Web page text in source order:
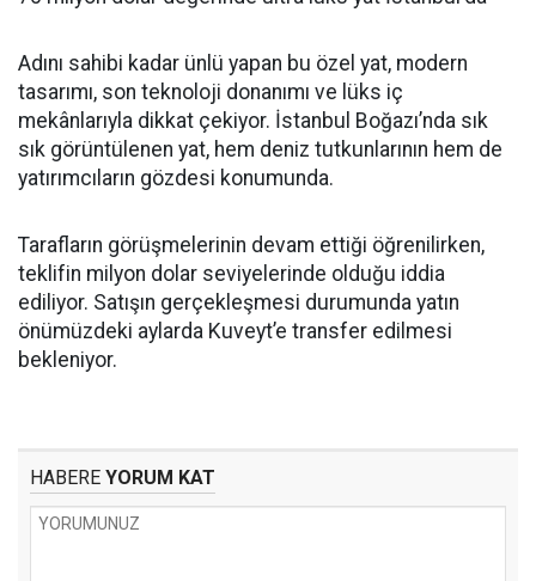
Adını sahibi kadar ünlü yapan bu özel yat, modern
tasarımı, son teknoloji donanımı ve lüks iç
mekânlarıyla dikkat çekiyor. İstanbul Boğazı’nda sık
sık görüntülenen yat, hem deniz tutkunlarının hem de
yatırımcıların gözdesi konumunda.
Tarafların görüşmelerinin devam ettiği öğrenilirken,
teklifin milyon dolar seviyelerinde olduğu iddia
ediliyor. Satışın gerçekleşmesi durumunda yatın
önümüzdeki aylarda Kuveyt’e transfer edilmesi
bekleniyor.
HABERE YORUM KAT